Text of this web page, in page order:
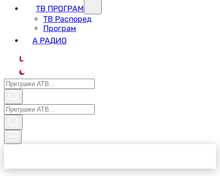
ТВ ПРОГРАМ
ТВ Распоред
Програм
А РАДИО
L